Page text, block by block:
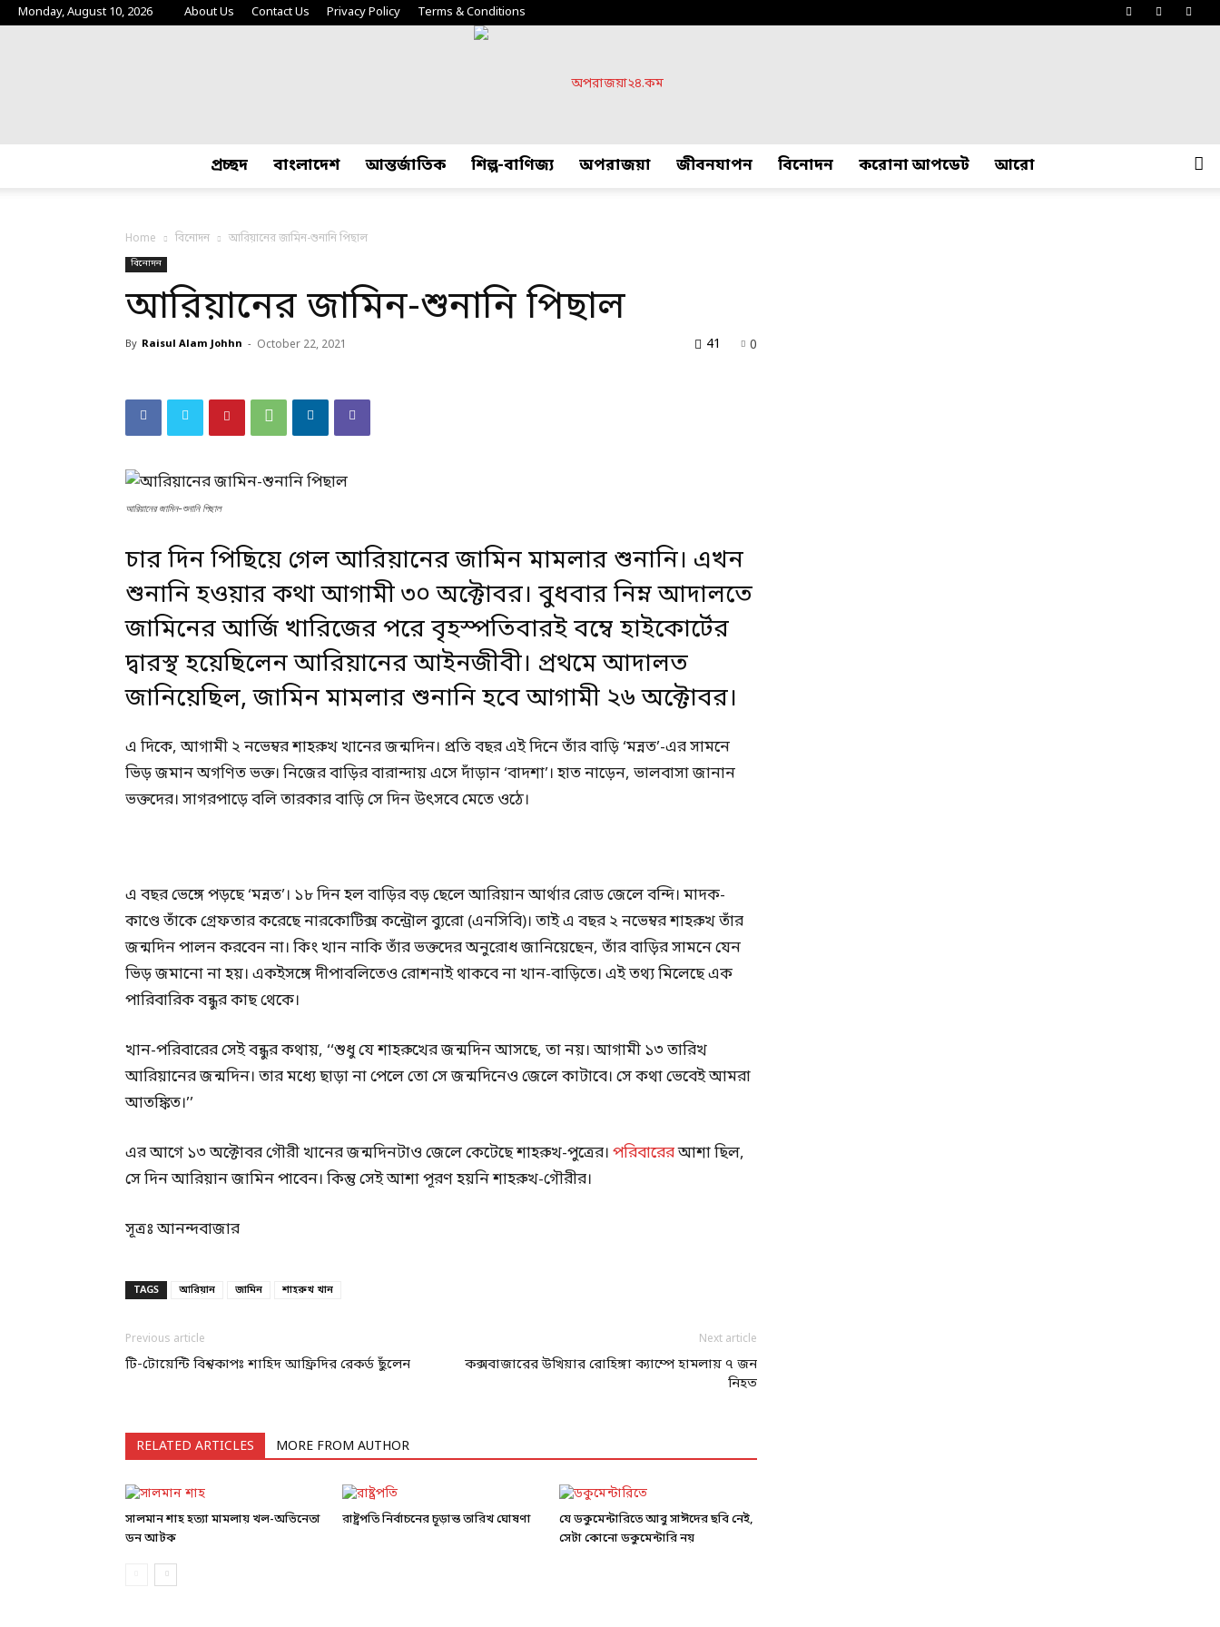
Monday, August 10, 2026 About Us Contact Us Privacy Policy Terms & Conditions
প্রচ্ছদ বাংলাদেশ আন্তর্জাতিক শিল্প-বাণিজ্য অপরাজয়া জীবনযাপন বিনোদন করোনা আপডেট আরো
Home বিনোদন আরিয়ানের জামিন-শুনানি পিছাল
বিনোদন
আরিয়ানের জামিন-শুনানি পিছাল
By Raisul Alam Johhn - October 22, 2021 0
41
আরিয়ানের জামিন-শুনানি পিছাল
চার দিন পিছিয়ে গেল আরিয়ানের জামিন মামলার শুনানি। এখন
শুনানি হওয়ার কথা আগামী ৩০ অক্টোবর। বুধবার নিম্ন আদালতে
জামিনের আর্জি খারিজের পরে বৃহস্পতিবারই বম্বে হাইকোর্টের
দ্বারস্থ হয়েছিলেন আরিয়ানের আইনজীবী। প্রথমেআদালত
জানিয়েছিল, জামিন মামলার শুনানি হবে আগামী ২৬ অক্টোবর।
এ দিকে, আগামী ২ নভেম্বর শাহরুখ খানের জন্মদিন। প্রতি বছর এই দিনে তাঁর বাড়ি ‘মন্নত’-এর সামনে
ভিড় জমান অগণিত ভক্ত। নিজের বাড়ির বারান্দায় এসে দাঁড়ান ‘বাদশা’। হাত নাড়েন, ভালবাসা জানান
ভক্তদের। সাগরপাড়ে বলি তারকার বাড়ি সে দিন উৎসবে মেতে ওঠে।
এ বছর ভেঙ্গে পড়ছে ‘মন্নত’। ১৮ দিন হল বাড়ির বড় ছেলে আরিয়ান আর্থার রোড জেলে বন্দি। মাদক-
কাণ্ডে তাঁকে গ্রেফতার করেছে নারকোটিক্স কন্ট্রোল ব্যুরো (এনসিবি)। তাই এ বছর ২ নভেম্বর শাহরুখ তাঁর
জন্মদিন পালন করবেন না। কিং খান নাকি তাঁর ভক্তদের অনুরোধ জানিয়েছেন, তাঁর বাড়়ির সামনে যেন
ভিড় জমানো না হয়। একইসঙ্গে দীপাবলিতেও রোশনাই থাকবে না খান-বাড়িতে। এই তথ্য মিলেছে এক
পারিবারিক বন্ধুর কাছ থেকে।
খান-পরিবারের সেই বন্ধুর কথায়, ‘‘শুধু যে শাহরুখের জন্মদিন আসছে, তা নয়। আগামী ১৩ তারিখ
আরিয়ানের জন্মদিন। তার মধ্যে ছাড়া না পেলে তো সে জন্মদিনেও জেলে কাটাবে। সে কথা ভেবেই আমরা
আতঙ্কিত।’’
এর আগে ১৩ অক্টোবর গৌরী খানের জন্মদিনটাও জেলে কেটেছে শাহরুখ-পুত্রের। পরিবারেরআশা ছিল,
সে দিন আরিয়ান জামিন পাবেন। কিন্তু সেই আশা পূরণ হয়নি শাহরুখ-গৌরীর।
সূত্রঃ আনন্দবাজার
TAGS আরিয়ান জামিন শাহরুখ খান
Previous article
টি-টোয়েন্টি বিশ্বকাপঃ শাহিদ আফ্রিদির রেকর্ড ছুঁলেন
Next article
কক্সবাজারের উখিয়ার রোহিঙ্গা ক্যাম্পে হামলায় ৭ জন
নিহত
RELATED ARTICLES MORE FROM AUTHOR
সালমান শাহ হত্যা মামলায় খল-অভিনেতা
ডন আটক
রাষ্ট্রপতি নির্বাচনের চূড়ান্ত তারিখ ঘোষণা
যে ডকুমেন্টারিতে আবু সাঈদের ছবি নেই,
সেটা কোনো ডকুমেন্টারি নয়